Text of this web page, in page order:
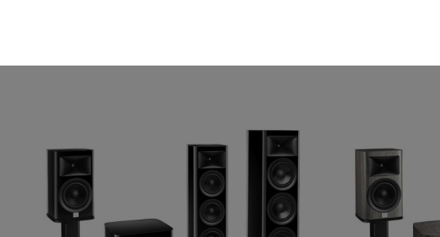
szükséges sütik. Ezek nélkül a weboldalt nem lehet megtekinteni.
a Google Analytics segítségével, amely kizárólag az IP címeket tárolja a
számára egyedi, releváns, érdeklődési körébe tartozó reklámajánlatokkal tudjuk